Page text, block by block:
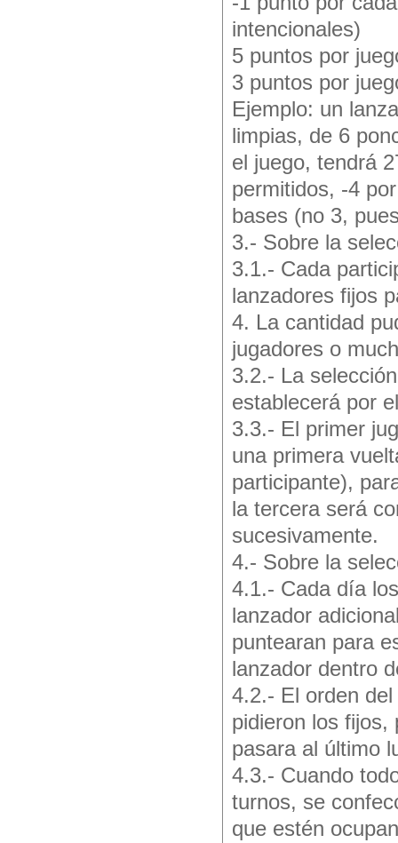
intencionales)
5 puntos por
3 puntos por
Ejemplo: un
limpias, de 6
el juego, tendrá
permitidos, -4
bases (no 3,
3.- Sobre la
3.1.- Cada
lanzadores fijos
4. La cantidad
jugadores o
3.2.- La
establecerá por
3.3.- El primer
una primera
participante),
la tercera será
sucesivamente.
4.- Sobre la
4.1.- Cada día
lanzador
puntearan para
lanzador dentro
4.2.- El orden
pidieron los fijos,
pasara al último
4.3.- Cuando
turnos, se
que estén